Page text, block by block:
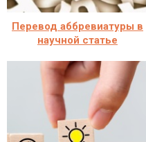
Перевод аббревиатуры в
научной статье